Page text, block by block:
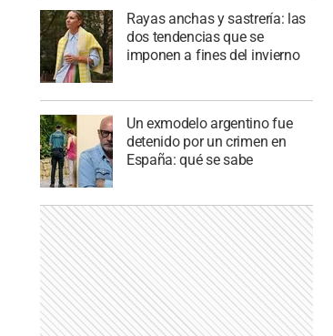
Rayas anchas y sastrería: las
dos tendencias que se
imponen a fines del invierno
Un exmodelo argentino fue
detenido por un crimen en
España: qué se sabe